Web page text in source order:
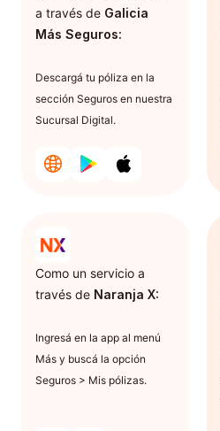
a través de Galicia
Más Seguros:
Descargá tu póliza en la
sección Seguros en nuestra
Sucursal Digital.
Como un servicio a
través de Naranja X:
Ingresá en la app al menú
Más y buscá la opción
Seguros > Mis pólizas.